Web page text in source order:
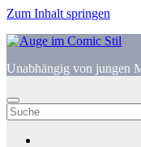
Zum Inhalt springen
Unabhängig von jungen